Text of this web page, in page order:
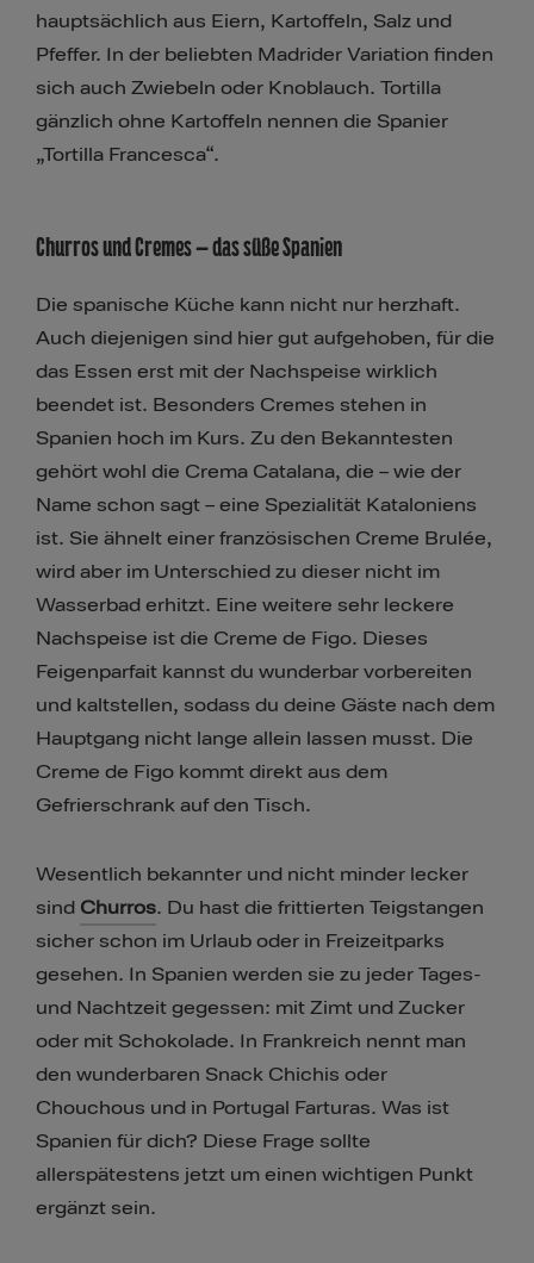
hauptsächlich aus Eiern, Kartoffeln, Salz und
Pfeffer. In der beliebten Madrider Variation finden
sich auch Zwiebeln oder Knoblauch. Tortilla
gänzlich ohne Kartoffeln nennen die Spanier
„Tortilla Francesca“.
Churros und Cremes – das süße Spanien
Die spanische Küche kann nicht nur herzhaft.
Auch diejenigen sind hier gut aufgehoben, für die
das Essen erst mit der Nachspeise wirklich
beendet ist. Besonders Cremes stehen in
Spanien hoch im Kurs. Zu den Bekanntesten
gehört wohl die Crema Catalana, die – wie der
Name schon sagt – eine Spezialität Kataloniens
ist. Sie ähnelt einer französischen Creme Brulée,
wird aber im Unterschied zu dieser nicht im
Wasserbad erhitzt. Eine weitere sehr leckere
Nachspeise ist die Creme de Figo. Dieses
Feigenparfait kannst du wunderbar vorbereiten
und kaltstellen, sodass du deine Gäste nach dem
Hauptgang nicht lange allein lassen musst. Die
Creme de Figo kommt direkt aus dem
Gefrierschrank auf den Tisch.
Wesentlich bekannter und nicht minder lecker
sind Churros​​. Du hast die frittierten Teigstangen
sicher schon im Urlaub oder in Freizeitparks
gesehen. In Spanien werden sie zu jeder Tages-
und Nachtzeit gegessen: mit Zimt und Zucker
oder mit Schokolade. In Frankreich nennt man
den wunderbaren Snack Chichis oder
Chouchous und in Portugal Farturas. Was ist
Spanien für dich? Diese Frage sollte
allerspätestens jetzt um einen wichtigen Punkt
ergänzt sein.